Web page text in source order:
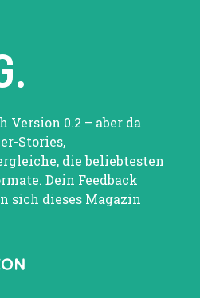
0.2 – aber da
Stories,
die beliebtesten
Dein Feedback
sich dieses Magazin